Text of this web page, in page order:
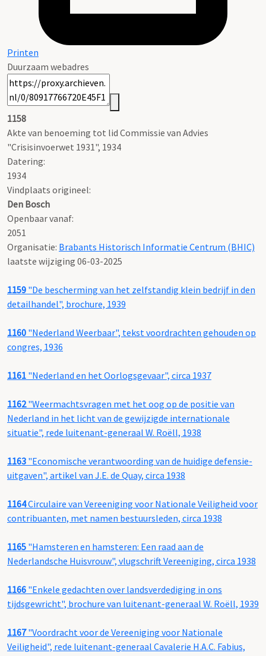
Printen
Duurzaam webadres
1158
Akte van benoeming tot lid Commissie van Advies
"Crisisinvoerwet 1931", 1934
Datering:
1934
Vindplaats origineel:
Den Bosch
Openbaar vanaf:
2051
Organisatie: Brabants Historisch Informatie Centrum (BHIC)
laatste wijziging 06-03-2025
1159 "De bescherming van het zelfstandig klein bedrijf in den
detailhandel", brochure, 1939
1160 "Nederland Weerbaar", tekst voordrachten gehouden op
congres, 1936
1161 "Nederland en het Oorlogsgevaar", circa 1937
1162"Weermachtsvragen met het oog op de positie van
Nederland in het licht van de gewijzigde internationale
situatie", rede luitenant-generaal W. Roëll, 1938
1163 "Economische verantwoording van de huidige defensie-
uitgaven", artikel van J.E. de Quay, circa 1938
1164Circulaire van Vereeniging voor Nationale Veiligheid voor
contribuanten, met namen bestuursleden, circa 1938
1165 "Hamsteren en hamsteren: Een raad aan de
Nederlandsche Huisvrouw", vlugschrift Vereeniging, circa 1938
1166 "Enkele gedachten over landsverdediging in ons
tijdsgewricht", brochure van luitenant-generaal W. Roëll, 1939
1167"Voordracht voor de Vereeniging voor Nationale
Veiligheid", rede luitenant-generaal Cavalerie H.A.C. Fabius,